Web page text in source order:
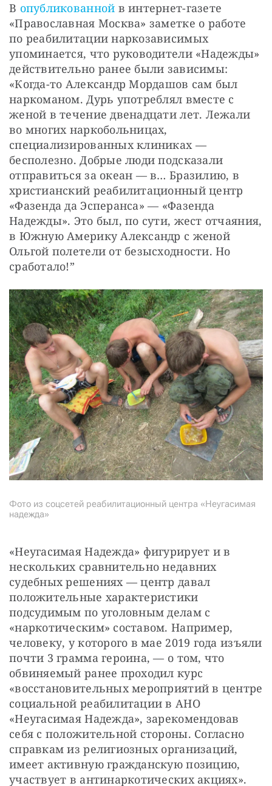
В опубликованной в интернет-газете
«Православная Москва» заметке о работе
по реабилитации наркозависимых
упоминается, что руководители «Надежды»
действительно ранее были зависимы:
«Когда-то Александр Мордашов сам был
наркоманом. Дурь употреблял вместе с
женой в течение двенадцати лет. Лежали
во многих наркобольницах,
специализированных клиниках —
бесполезно. Добрые люди подсказали
отправиться за океан — в… Бразилию, в
христианский реабилитационный центр
«Фазенда да Эсперанса» — «Фазенда
Надежды». Это был, по сути, жест отчаяния,
в Южную Америку Александр с женой
Ольгой полетели от безысходности. Но
сработало!”
Фото из соцсетей реабилитационный центра «Неугасимая
надежда»
«Неугасимая Надежда» фигурирует и в
нескольких сравнительно недавних
судебных решениях — центр давал
положительные характеристики
подсудимым по уголовным делам с
«наркотическим» составом. Например,
человеку, у которого в мае 2019 года изъяли
почти 3 грамма героина, — о том, что
обвиняемый ранее проходил курс
«восстановительных мероприятий в центре
социальной реабилитации в АНО
«Неугасимая Надежда», зарекомендовав
себя с положительной стороны. Согласно
справкам из религиозных организаций,
имеет активную гражданскую позицию,
участвует в антинаркотических акциях».